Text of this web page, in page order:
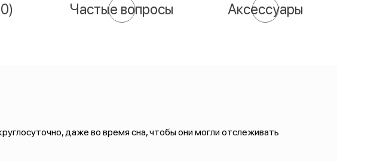
Частые вопросы Аксессуары
даже во время сна, чтобы они могли отслеживать